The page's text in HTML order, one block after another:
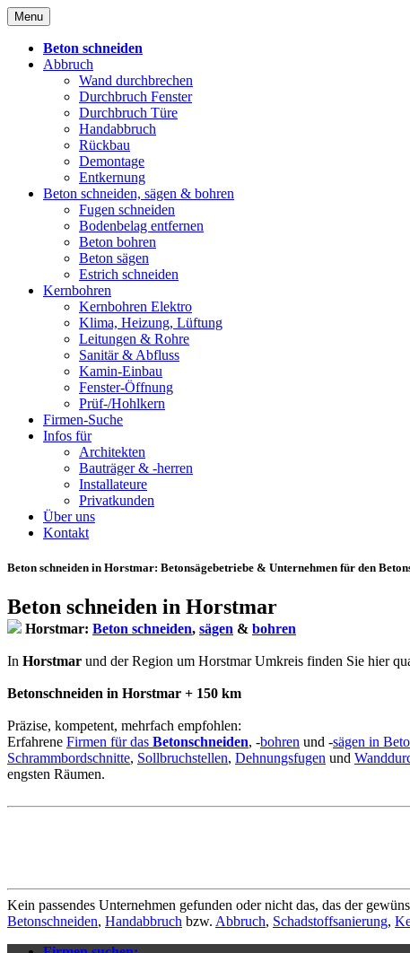
Skip
to
content
Menu
Beton schneiden
Abbruch
Wand durchbrechen
Durchbruch Fenster
Durchbruch Türe
Handabbruch
Rückbau
Demontage
Entkernung
Beton schneiden, sägen & bohren
Fugen schneiden
Bodenbelag entfernen
Beton bohren
Beton sägen
Estrich schneiden
Kernbohren
Kernbohren Elektro
Klima, Heizung, Lüftung
Leitungen & Rohre
Sanitär & Abfluss
Kamin-Einbau
Fenster-Öffnung
Prüf-/Hohlkern
Firmen-Suche
Infos für
Architekten
Bauträger & -herren
Installateure
Privatkunden
Über uns
Kontakt
Beton schneiden in Horstmar: Betonsägebetriebe & Unternehmen für den
Beton schneiden in Horstmar
Horstmar: Beton schneiden, sägen & bohren
In Horstmar und der Region um Horstmar Umkreis finden Sie hier
Betonschneiden in Horstmar + 150 km
Präzise, kompetent, mehrfach empfohlen:
Erfahrene Firmen für das Betonschneiden, -bohren und -sägen in
Schrammbordschnitte, Sollbruchstellen, Dehnungsfugen und
engsten Räumen.
Kein passendes Unternehmen gefunden oder nicht das, das der
Betonschneiden, Handabbruch bzw. Abbruch, Schadstoffsanierung,